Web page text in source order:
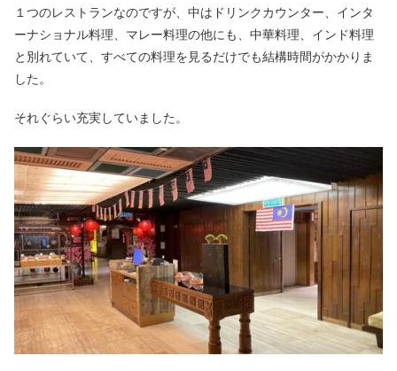
１つのレストランなのですが、中はドリンクカウンター、インタ
ーナショナル料理、マレー料理の他にも、中華料理、インド料理
と別れていて、すべての料理を見るだけでも結構時間がかかりま
した。
それぐらい充実していました。